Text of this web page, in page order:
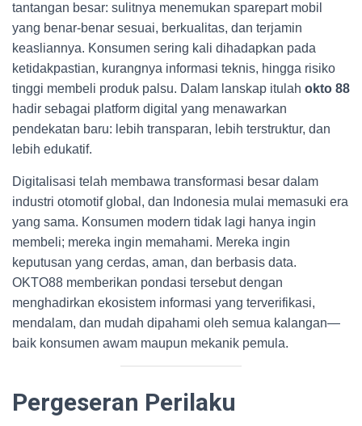
tantangan besar: sulitnya menemukan sparepart mobil
yang benar-benar sesuai, berkualitas, dan terjamin
keasliannya. Konsumen sering kali dihadapkan pada
ketidakpastian, kurangnya informasi teknis, hingga risiko
tinggi membeli produk palsu. Dalam lanskap itulah okto 88
hadir sebagai platform digital yang menawarkan
pendekatan baru: lebih transparan, lebih terstruktur, dan
lebih edukatif.
Digitalisasi telah membawa transformasi besar dalam
industri otomotif global, dan Indonesia mulai memasuki era
yang sama. Konsumen modern tidak lagi hanya ingin
membeli; mereka ingin memahami. Mereka ingin
keputusan yang cerdas, aman, dan berbasis data.
OKTO88 memberikan pondasi tersebut dengan
menghadirkan ekosistem informasi yang terverifikasi,
mendalam, dan mudah dipahami oleh semua kalangan—
baik konsumen awam maupun mekanik pemula.
Pergeseran Perilaku